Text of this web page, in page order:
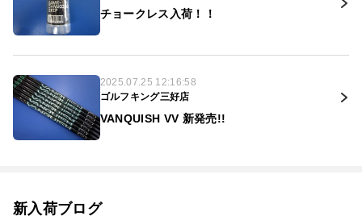
チョークレス入荷！！
2025.07.25 12:16:58
ゴルフキング三好店
VANQUISH VV 新発売!!
新入荷ブログ